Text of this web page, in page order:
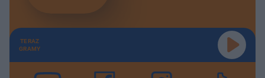
TERAZ
GRAMY